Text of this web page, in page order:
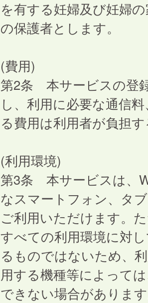
を有する妊婦及び妊婦
の保護者とします。
(費用)
第2条 本サービスの登
し、利用に必要な通信
る費用は利用者が負担す
(利用環境)
第3条 本サービスは、
なスマートフォン、タ
ご利用いただけます。
すべての利用環境に対
るものではないため、
用する機種等によって
できない場合があります